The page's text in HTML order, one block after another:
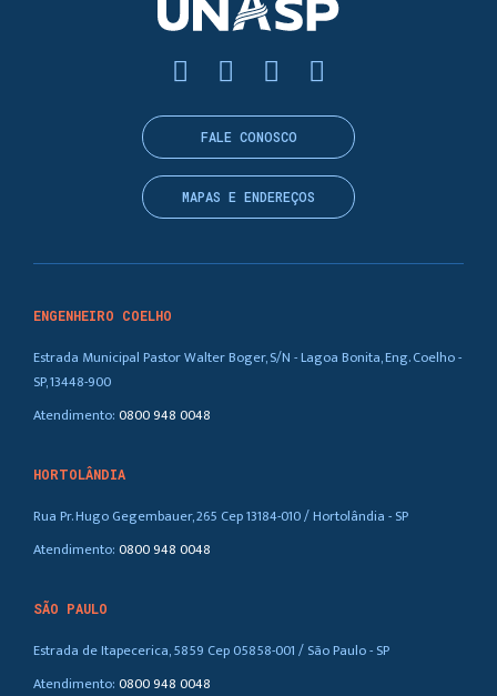
ENGENHEIRO COELHO
Estrada Municipal Pastor Walter Boger, S/N - Lagoa Bonita, Eng. Coelho -
SP, 13448-900
Atendimento:0800 948 0048
HORTOLÂNDIA
Rua Pr. Hugo Gegembauer, 265 Cep 13184-010 / Hortolândia - SP
Atendimento:0800 948 0048
SÃO PAULO
Estrada de Itapecerica, 5859 Cep 05858-001 / São Paulo - SP
Atendimento:0800 948 0048
FALE CONOSCO
MAPAS E ENDEREÇOS